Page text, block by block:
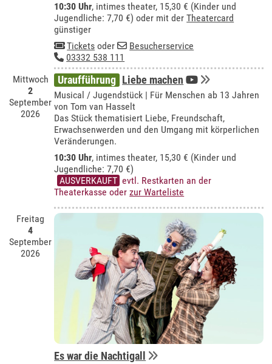
10:30 Uhr, intimes theater, 15,30 € (Kinder und
Jugendliche: 7,70 €) oder mit derTheatercard
günstiger
Tickets oder
Besucherservice
03332 538 111
Mittwoch
2
September
2026
Uraufführung Liebe machen
Musical / Jugendstück | Für Menschen ab 13 Jahren
von Tom van Hasselt
Das Stück thematisiert Liebe, Freundschaft,
Erwachsenwerden und den Umgang mit körperlichen
Veränderungen.
10:30 Uhr, intimes theater, 15,30 € (Kinder und
Jugendliche: 7,70 €)
AUSVERKAUFT evtl. Restkarten an der
Theaterkasse oderzur Warteliste
Freitag
4
September
2026
Es war die Nachtigall